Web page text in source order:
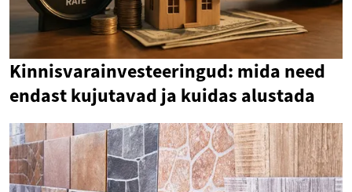
Kinnisvarainvesteeringud: mida need
endast kujutavad ja kuidas alustada